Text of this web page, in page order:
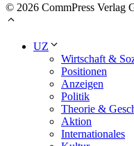
© 2026 CommPress Verlag
UZ
Wirtschaft &
Positionen
Anzeigen
Politik
Theorie &
Aktion
Internationales